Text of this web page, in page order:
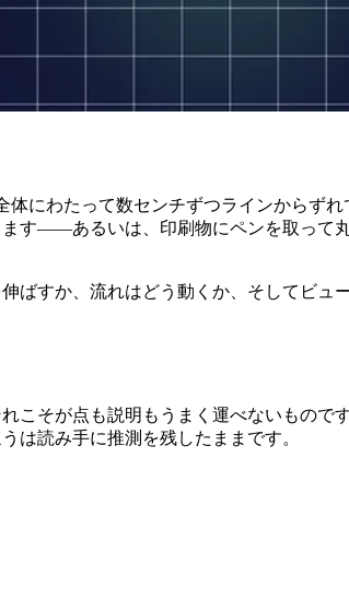
にわたって数センチずつラインからず
す——あるいは、印刷物にペンを取って
ばすか、流れはどう動くか、そしてビュ
こそが点も説明もうまく運べないもので
は読み手に推測を残したままです。